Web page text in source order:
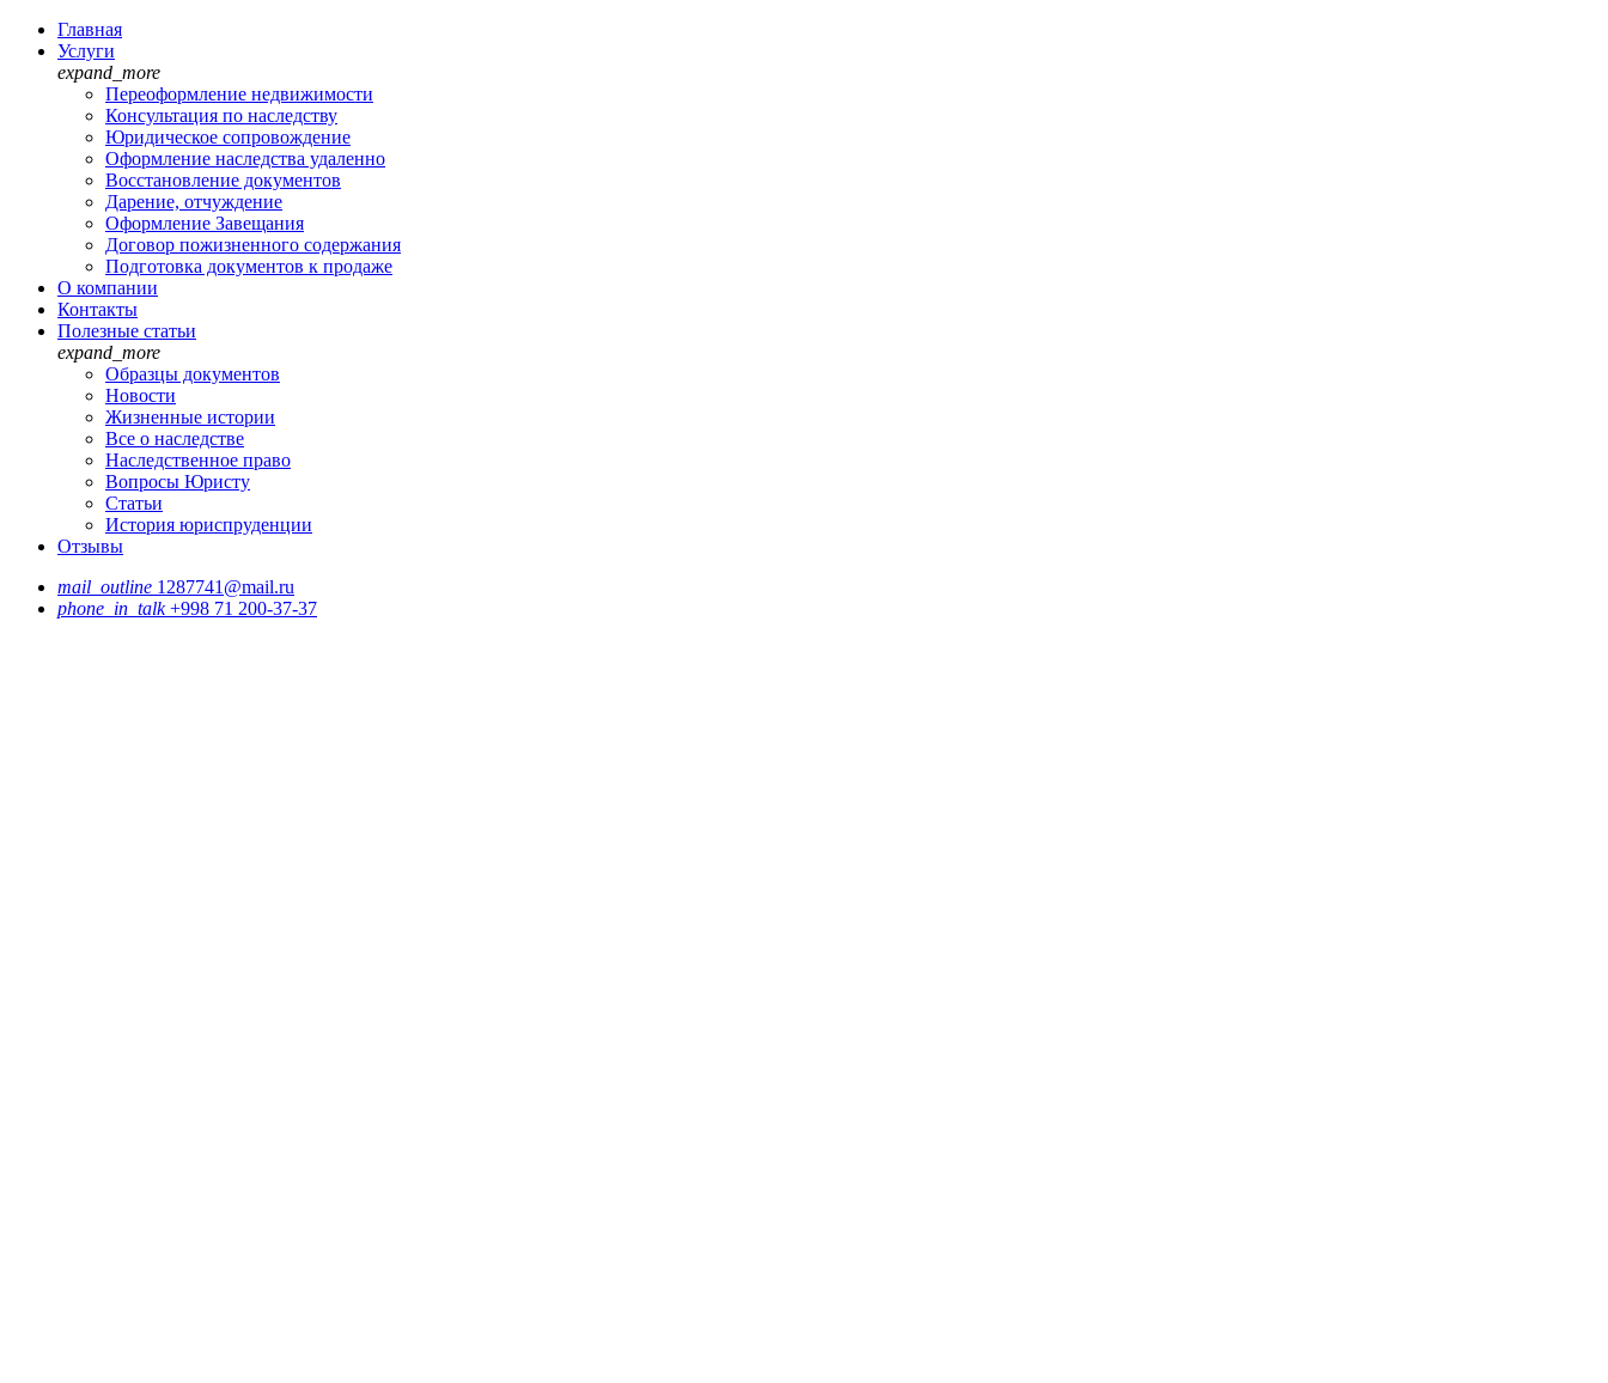
Главная
Услуги
expand_more
Переоформление недвижимости
Консультация по наследству
Юридическое сопровождение
Оформление наследства удаленно
Восстановление документов
Дарение, отчуждение
Оформление Завещания
Договор пожизненного содержания
Подготовка документов к продаже
О компании
Контакты
Полезные статьи
expand_more
Образцы документов
Новости
Жизненные истории
Все о наследстве
Наследственное право
Вопросы Юристу
Статьи
История юриспруденции
Отзывы
mail_outline 1287741@mail.ru
phone_in_talk +998 71 200-37-37